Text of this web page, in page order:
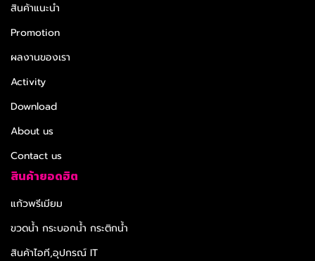
สินค้าแนะนำ
Promotion
ผลงานของเรา
Activity
Download
About us
Contact us
สินค้ายอดฮิต
แก้วพรีเมียม
ขวดน้ำ กระบอกน้ำ กระติกน้ำ
สินค้าไอที,อุปกรณ์ IT